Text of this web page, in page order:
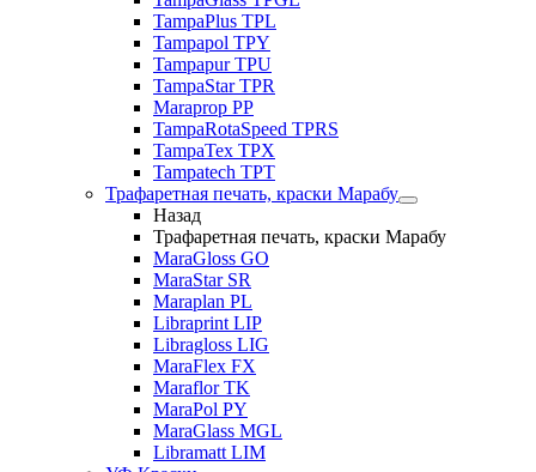
TampaPlus TPL
Tampapol TPY
Tampapur TPU
TampaStar TPR
Maraprop PP
TampaRotaSpeed TPRS
TampaTex TPX
Tampatech TPT
Трафаретная печать, краски Марабу
Назад
Трафаретная печать, краски Марабу
MaraGloss GO
MaraStar SR
Maraplan PL
Libraprint LIP
Libragloss LIG
MaraFlex FX
Maraflor TK
MaraPol PY
MaraGlass MGL
Libramatt LIM